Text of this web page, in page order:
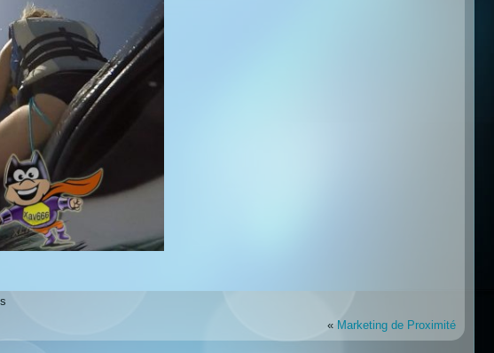
« Marketing de Proximité